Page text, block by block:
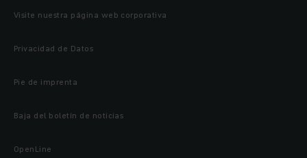
Visite nuestra página web corporativa
Privacidad de Datos
Pie de imprenta
Baja del boletín de noticias
OpenLine